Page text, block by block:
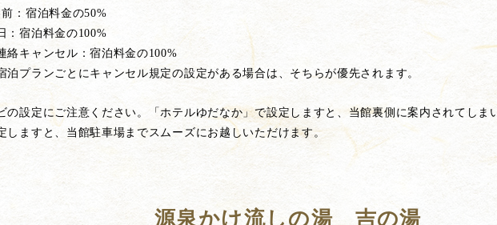
前：宿泊料金の50%
：宿泊料金の100%
絡キャンセル：宿泊料金の100%
泊プランごとにキャンセル規定の設定がある場合は、そちらが優先されます。
の設定にご注意ください。「ホテルゆだなか」で設定しますと、当館裏側に案内されてしま
しますと、当館駐車場までスムーズにお越しいただけます。
源泉かけ流しの湯 吉の湯